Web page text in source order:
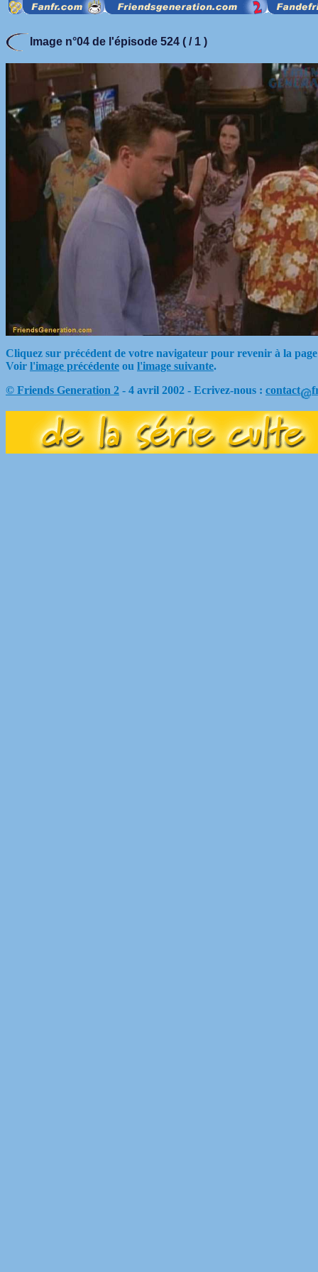
Image n°04 de l'épisode 524 ( / 1 )
Cliquez sur précédent de votre navigateur pour revenir à la
Voir l'image précédente ou l'image suivante.
© Friends Generation 2 - 4 avril 2002 - Ecrivez-nous : contact